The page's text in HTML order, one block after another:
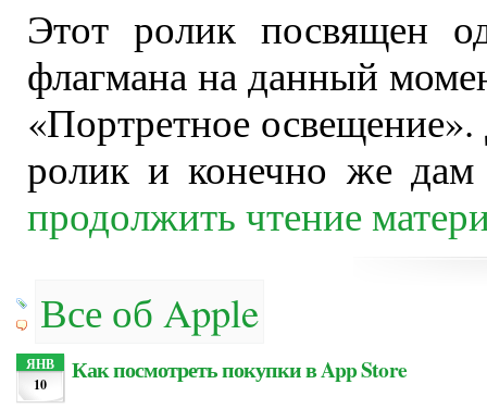
Этот ролик посвящен
флагмана на данный
«Портретное освещение».
ролик и конечно же дам
продолжить чтение
Все об Apple
ЯНВ
10
Как посмотреть покупки в App Store